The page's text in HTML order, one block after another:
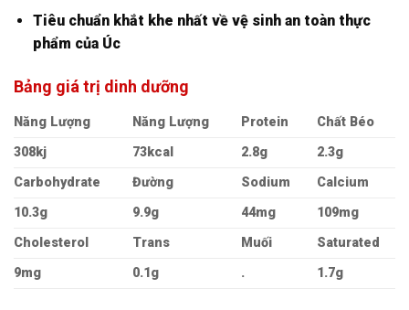
Tiêu chuẩn khắt khe nhất về vệ sinh an toàn thực
phẩm của Úc
Bảng giá trị dinh dưỡng
Năng Lượng Năng Lượng Protein
Chất Béo
308kj
73kcal 2.8g
2.3g
Carbohydrate
Đường Sodium
Calcium
10.3g
9.9g 44mg
109mg
Cholesterol
Trans Muối
Saturated
9mg
0.1g . 1.7g